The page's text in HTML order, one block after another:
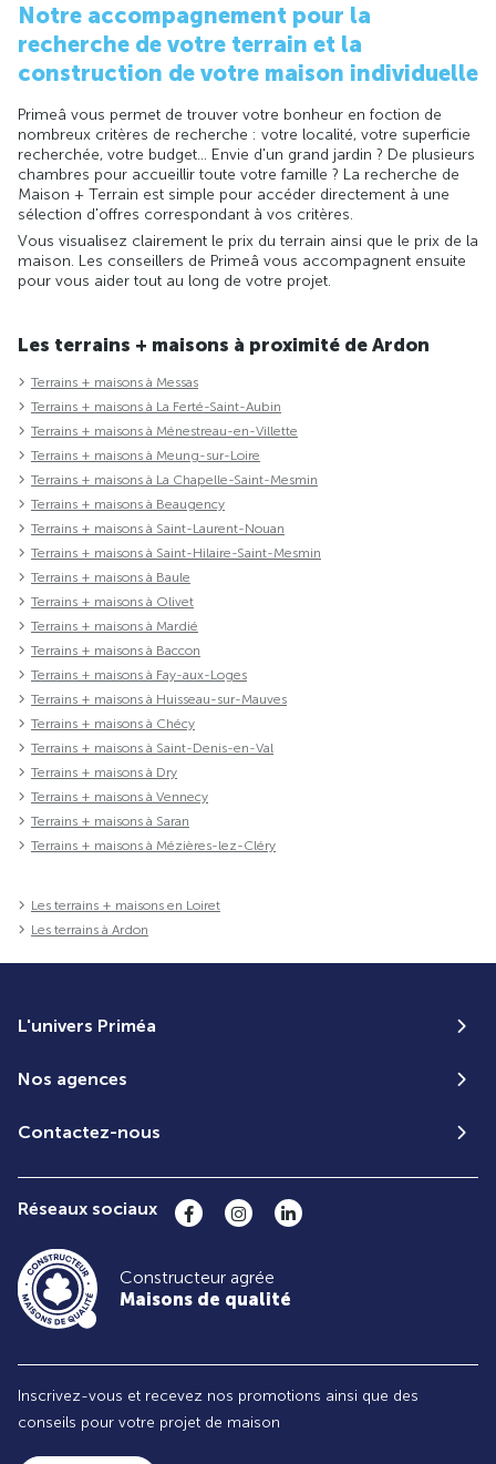
Notre accompagnement pour la
recherche de votre terrain et la
construction de votre maison individuelle
Primeâ vous permet de trouver votre bonheur en foction de
nombreux critères de recherche : votre localité, votre superficie
recherchée, votre budget... Envie d'un grand jardin ? De plusieurs
chambres pour accueillir toute votre famille ? La recherche de
Maison + Terrain est simple pour accéder directement à une
sélection d'offres correspondant à vos critères.
Vous visualisez clairement le prix du terrain ainsi que le prix de la
maison. Les conseillers de Primeâ vous accompagnent ensuite
pour vous aider tout au long de votre projet.
Les terrains + maisons à proximité de Ardon
Terrains + maisons à Messas
Terrains + maisons à La Ferté-Saint-Aubin
Terrains + maisons à Ménestreau-en-Villette
Terrains + maisons à Meung-sur-Loire
Terrains + maisons à La Chapelle-Saint-Mesmin
Terrains + maisons à Beaugency
Terrains + maisons à Saint-Laurent-Nouan
Terrains + maisons à Saint-Hilaire-Saint-Mesmin
Terrains + maisons à Baule
Terrains + maisons à Olivet
Terrains + maisons à Mardié
Terrains + maisons à Baccon
Terrains + maisons à Fay-aux-Loges
Terrains + maisons à Huisseau-sur-Mauves
Terrains + maisons à Chécy
Terrains + maisons à Saint-Denis-en-Val
Terrains + maisons à Dry
Terrains + maisons à Vennecy
Terrains + maisons à Saran
Terrains + maisons à Mézières-lez-Cléry
Les terrains + maisons en Loiret
Les terrains à Ardon
L'univers Priméa
Nos agences
Contactez-nous
Réseaux sociaux
Constructeur agrée
Maisons de qualité
Inscrivez-vous et recevez nos promotions ainsi que des
conseils pour votre projet de maison